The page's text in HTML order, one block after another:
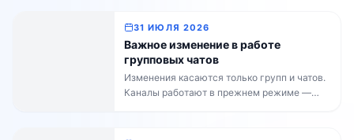
личному поводу. С 3 по 17 августа я ухожу
обычном режиме, я останусь на связи […]
31 ИЮЛЯ 2026
Важное изменение в работе
групповых чатов
Изменения касаются только групп и чатов.
Каналы работают в прежнем режиме —
заблокирован на стороне MAX.